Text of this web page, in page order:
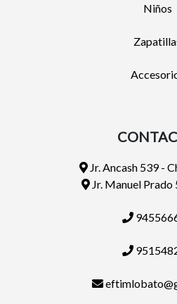
Niños
Jr. Ancash 539 -
Jr. Manuel Prado